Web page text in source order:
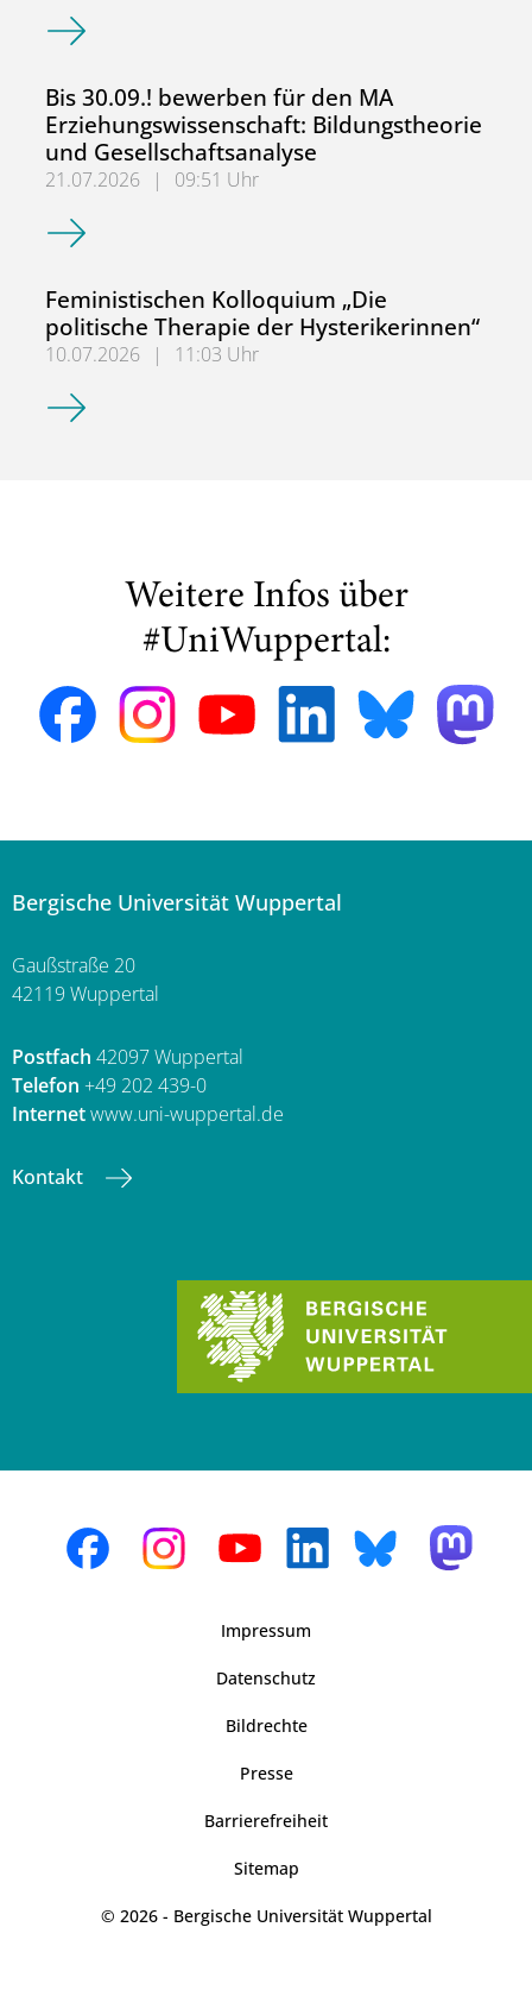
2. NRW-Fachtag: Sozialpädagogische Berufs- und
Bis 30.09.! bewerben für den MA
Erziehungswissenschaft: Bildungstheorie
und Gesellschaftsanalyse
21.07.2026 |
09:51 Uhr
Bis 30.09.! bewerben für den MA
Feministischen Kolloquium „Die
politische Therapie der Hysterikerinnen“
10.07.2026 |
11:03 Uhr
Feministischen Kolloquium „Die politische Therapie der
Weitere Infos über
#UniWuppertal:
Bergische Universität Wuppertal
Gaußstraße 20
42119 Wuppertal
Postfach 42097 Wuppertal
Telefon +49 202 439-0
Internetwww.uni-wuppertal.de
Kontakt
Impressum
Datenschutz
Bildrechte
Presse
Barrierefreiheit
Sitemap
© 2026 - Bergische Universität Wuppertal